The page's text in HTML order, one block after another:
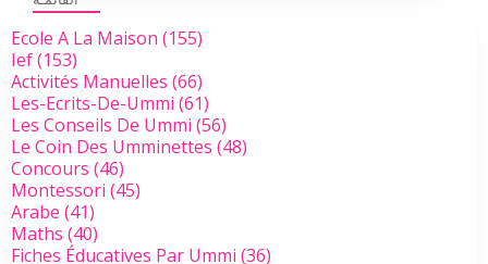
Ecole A La Maison (155)
Ief(153)
Activités Manuelles (66)
Les-Ecrits-De-Ummi (61)
Les Conseils De Ummi (56)
Le Coin Des Umminettes (48)
Concours (46)
Montessori (45)
Arabe (41)
Maths (40)
Fiches Éducatives Par Ummi (36)